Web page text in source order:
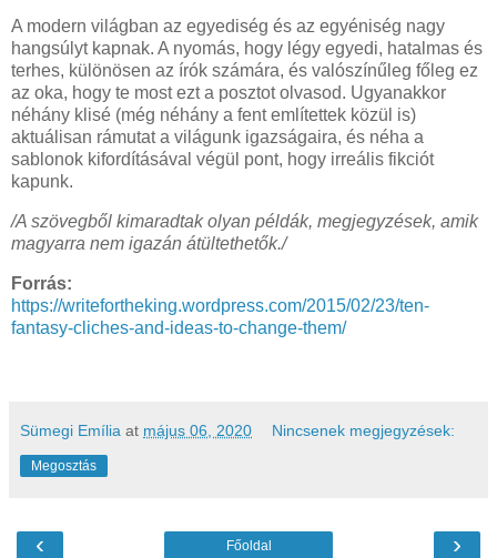
A modern világban az egyediség és az egyéniség nagy
hangsúlyt kapnak. A nyomás, hogy légy egyedi, hatalmas és
terhes, különösen az írók számára, és valószínűleg főleg ez
az oka, hogy te most ezt a posztot olvasod. Ugyanakkor
néhány klisé (még néhány a fent említettek közül is)
aktuálisan rámutat a világunk igazságaira, és néha a
sablonok kifordításával végül pont, hogy irreális fikciót
kapunk.
/A szövegből kimaradtak olyan példák, megjegyzések, amik
magyarra nem igazán átültethetők./
Forrás:
https://writefortheking.wordpress.com/2015/02/23/ten-
fantasy-cliches-and-ideas-to-change-them/
Sümegi Emília at május 06, 2020 Nincsenek megjegyzések:
Megosztás
‹ ›
Főoldal